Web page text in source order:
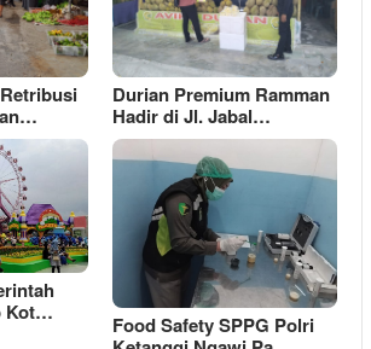
Durian Premium Ramman
Hadir di Jl. Jabal…
Kot…
Food Safety SPPG Polri